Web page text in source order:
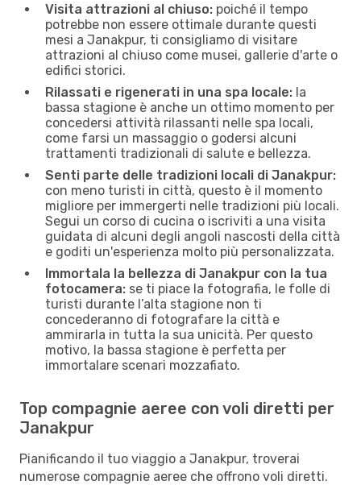
Visita attrazioni al chiuso: poiché il tempo
potrebbe non essere ottimale durante questi
mesi a Janakpur, ti consigliamo di visitare
attrazioni al chiuso come musei, gallerie d'arte o
edifici storici.
Rilassati e rigenerati in una spa locale: la
bassa stagione è anche un ottimo momento per
concedersi attività rilassanti nelle spa locali,
come farsi un massaggio o godersi alcuni
trattamenti tradizionali di salute e bellezza.
Senti parte delle tradizioni locali di Janakpur:
con meno turisti in città, questo è il momento
migliore per immergerti nelle tradizioni più locali.
Segui un corso di cucina o iscriviti a una visita
guidata di alcuni degli angoli nascosti della città
e goditi un'esperienza molto più personalizzata.
Immortala la bellezza di Janakpur con la tua
fotocamera: se ti piace la fotografia, le folle di
turisti durante l’alta stagione non ti
concederanno di fotografare la città e
ammirarla in tutta la sua unicità. Per questo
motivo, la bassa stagione è perfetta per
immortalare scenari mozzafiato.
Top compagnie aeree con voli diretti per
Janakpur
Pianificando il tuo viaggio a Janakpur, troverai
numerose compagnie aeree che offrono voli diretti.